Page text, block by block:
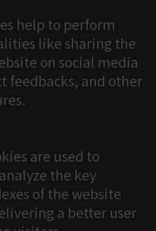
help to perform
like sharing the
on social media
feedbacks, and other
are used to
the key
of the website
a better user